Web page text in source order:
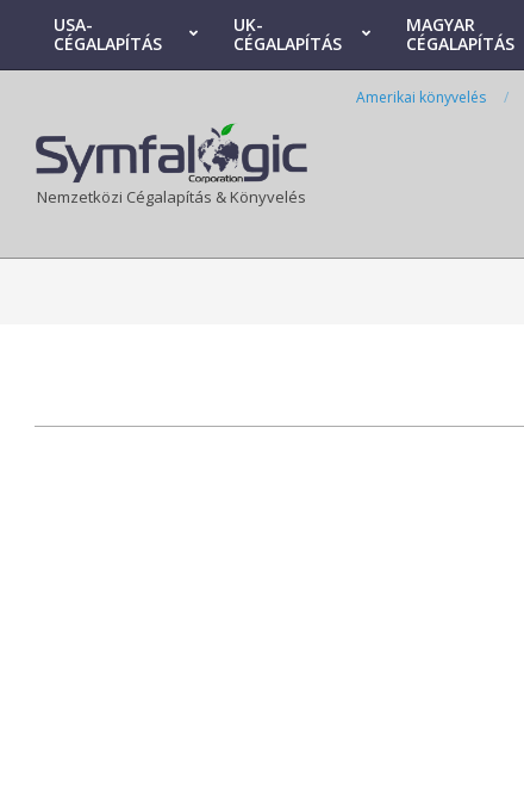
content
Primary
USA-
CÉGALAPÍTÁS
UK-
CÉGALAPÍTÁS
MAGYAR
CÉGALAPÍTÁS
Nemzetközi Cégalapítás & Könyvelés
Amerikai könyvelés